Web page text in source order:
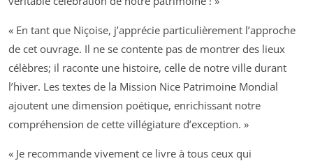
« En tant que Niçoise, j’apprécie particulièrement l’approche
de cet ouvrage. Il ne se contente pas de montrer des lieux
célèbres; il raconte une histoire, celle de notre ville durant
l’hiver. Les textes de la Mission Nice Patrimoine Mondial
ajoutent une dimension poétique, enrichissant notre
compréhension de cette villégiature d’exception. »
« Je recommande vivement ce livre à tous ceux qui